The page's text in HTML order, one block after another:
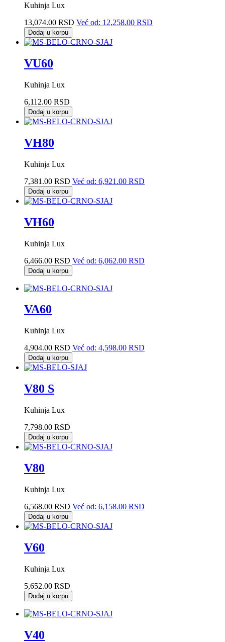
Kuhinja Lux
13,074.00 RSD Već od: 12,258.00 RSD
Dodaj u korpu
VU60
Kuhinja Lux
6,112.00 RSD
Dodaj u korpu
VH80
Kuhinja Lux
7,381.00 RSD Već od: 6,921.00 RSD
Dodaj u korpu
VH60
Kuhinja Lux
6,466.00 RSD Već od: 6,062.00 RSD
Dodaj u korpu
VA60
Kuhinja Lux
4,904.00 RSD Već od: 4,598.00 RSD
Dodaj u korpu
V80 S
Kuhinja Lux
7,798.00 RSD
Dodaj u korpu
V80
Kuhinja Lux
6,568.00 RSD Već od: 6,158.00 RSD
Dodaj u korpu
V60
Kuhinja Lux
5,652.00 RSD
Dodaj u korpu
V40